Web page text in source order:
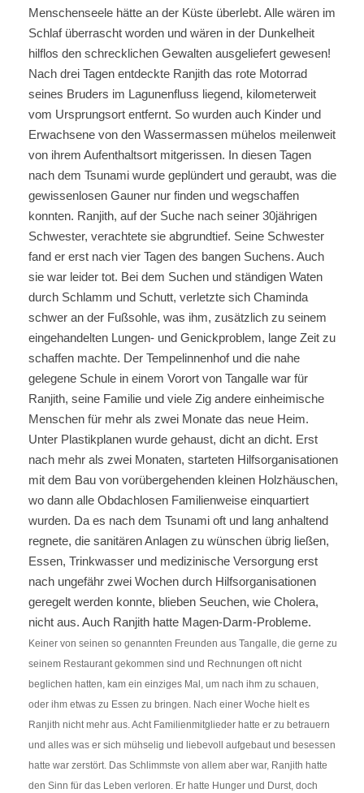
Menschenseele hätte an der Küste überlebt. Alle wären im
Schlaf überrascht worden und wären in der Dunkelheit
hilflos den schrecklichen Gewalten ausgeliefert gewesen!
Nach drei Tagen entdeckte Ranjith das rote Motorrad
seines Bruders im Lagunenfluss liegend, kilometerweit
vom Ursprungsort entfernt. So wurden auch Kinder und
Erwachsene von den Wassermassen mühelos meilenweit
von ihrem Aufenthaltsort mitgerissen. In diesen Tagen
nach dem Tsunami wurde geplündert und geraubt, was die
gewissenlosen Gauner nur finden und wegschaffen
konnten. Ranjith, auf der Suche nach seiner 30jährigen
Schwester, verachtete sie abgrundtief. Seine Schwester
fand er erst nach vier Tagen des bangen Suchens. Auch
sie war leider tot. Bei dem Suchen und ständigen Waten
durch Schlamm und Schutt, verletzte sich Chaminda
schwer an der Fußsohle, was ihm, zusätzlich zu seinem
eingehandelten Lungen- und Genickproblem, lange Zeit zu
schaffen machte. Der Tempelinnenhof und die nahe
gelegene Schule in einem Vorort von Tangalle war für
Ranjith, seine Familie und viele Zig andere einheimische
Menschen für mehr als zwei Monate das neue Heim.
Unter Plastikplanen wurde gehaust, dicht an dicht. Erst
nach mehr als zwei Monaten, starteten Hilfsorganisationen
mit dem Bau von vorübergehenden kleinen Holzhäuschen,
wo dann alle Obdachlosen Familienweise einquartiert
wurden. Da es nach dem Tsunami oft und lang anhaltend
regnete, die sanitären Anlagen zu wünschen übrig ließen,
Essen, Trinkwasser und medizinische Versorgung erst
nach ungefähr zwei Wochen durch Hilfsorganisationen
geregelt werden konnte, blieben Seuchen, wie Cholera,
nicht aus. Auch Ranjith hatte Magen-Darm-Probleme.
Keiner von seinen so genannten Freunden aus Tangalle, die gerne zu
seinem Restaurant gekommen sind und Rechnungen oft nicht
beglichen hatten, kam ein einziges Mal, um nach ihm zu schauen,
oder ihm etwas zu Essen zu bringen. Nach einer Woche hielt es
Ranjith nicht mehr aus. Acht Familienmitglieder hatte er zu betrauern
und alles was er sich mühselig und liebevoll aufgebaut und besessen
hatte war zerstört. Das Schlimmste von allem aber war, Ranjith hatte
den Sinn für das Leben verloren. Er hatte Hunger und Durst, doch